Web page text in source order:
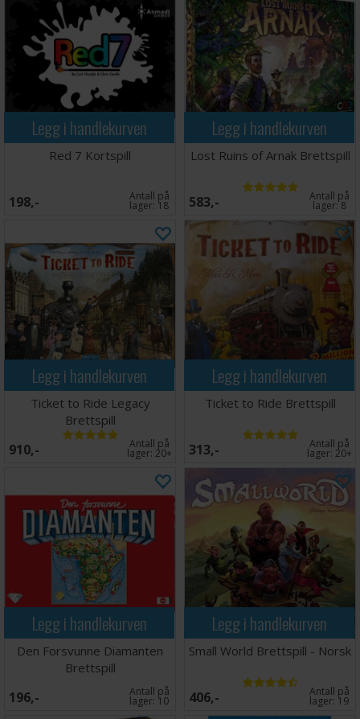
Legg i handlekurven
Red 7 Kortspill
198,- Antall på
lager: 18
Legg i handlekurven
Lost Ruins of Arnak Brettspill
583,- Antall på
lager:8
Legg i handlekurven
Ticket to Ride Legacy
Brettspill
910,- Antall på
lager: 20+
Legg i handlekurven
Ticket to Ride Brettspill
313,- Antall på
lager: 20+
Legg i handlekurven
Den Forsvunne Diamanten
Brettspill
196,- Antall på
lager: 10
Legg i handlekurven
Small World Brettspill - Norsk
406,- Antall på
lager: 19